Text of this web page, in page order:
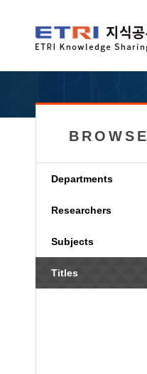
BROWSE
Departments
Researchers
Subjects
Titles